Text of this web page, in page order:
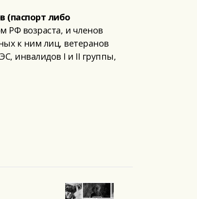
(паспорт либо
РФ возраста, и членов
к ним лиц, ветеранов
инвалидов I и II группы,